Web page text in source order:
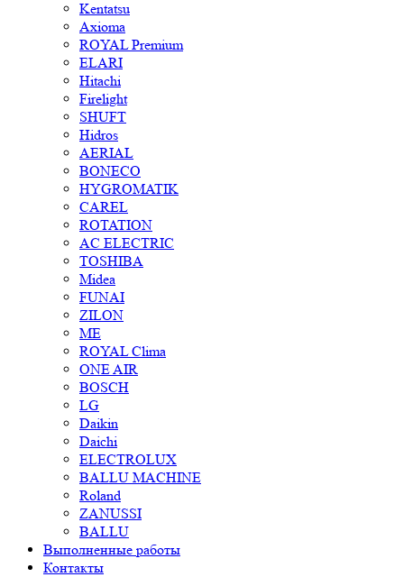
Kentatsu
Axioma
ROYAL Premium
ELARI
Hitachi
Firelight
SHUFT
Hidros
AERIAL
BONECO
HYGROMATIK
CAREL
ROTATION
AC ELECTRIC
TOSHIBA
Midea
FUNAI
ZILON
ME
ROYAL Clima
ONE AIR
BOSCH
LG
Daikin
Daichi
ELECTROLUX
BALLU MACHINE
Roland
ZANUSSI
BALLU
Выполненные работы
Контакты